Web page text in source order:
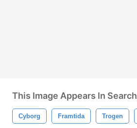
This Image Appears In
Cyborg Framtida Trogen